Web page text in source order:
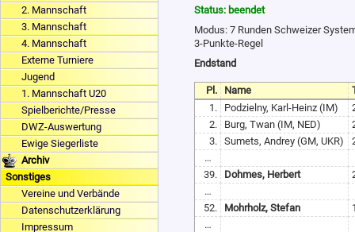
2. Mannschaft
3. Mannschaft
4. Mannschaft
Externe Turniere
Jugend
1. Mannschaft U20
Spielberichte/Presse
DWZ-Auswertung
Ewige Siegerliste
Archiv
Sonstiges
Vereine und Verbände
Datenschutzerklärung
Impressum
Status: beendet
Modus: 7 Runden Schweizer
3-Punkte-Regel
Endstand
Pl. Name
1.
Podzielny, Karl-Heinz (IM)
2.
Burg, Twan (IM, NED)
3. Sumets, Andrey (GM, UKR)
…
39.
Dohmes, Herbert
…
52.
Mohrholz, Stefan
…